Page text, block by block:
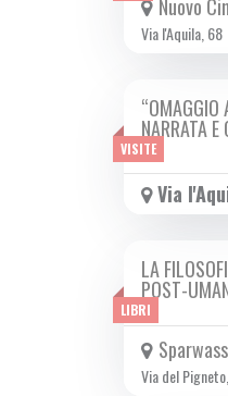
Nuovo
Via l'Aquila, 68
VISITE
SAB 14/
“OMAGGIO
NARRATA
Via
LIBRI
SAB 14/
LA
POST-
Via del